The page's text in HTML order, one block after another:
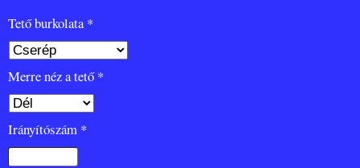
Tető burkolata *
Merre néz a tető *
Irányítószám *